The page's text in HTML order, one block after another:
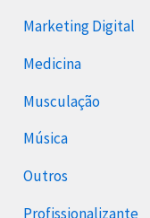
Marketing Digital
Medicina
Musculação
Música
Outros
Profissionalizante